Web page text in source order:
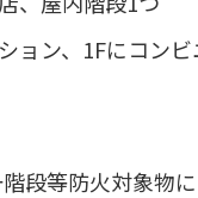
ョン、1Fにコン
段等防火対象物